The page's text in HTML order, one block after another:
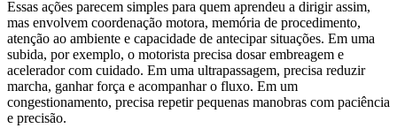
Essas ações parecem simples para quem aprendeu a dirigir assim,
mas envolvem coordenação motora, memória de procedimento,
atenção ao ambiente e capacidade de antecipar situações. Em uma
subida, por exemplo, o motorista precisa dosar embreagem e
acelerador com cuidado. Em uma ultrapassagem, precisa reduzir
marcha, ganhar força e acompanhar o fluxo. Em um
congestionamento, precisa repetir pequenas manobras com paciência
e precisão.